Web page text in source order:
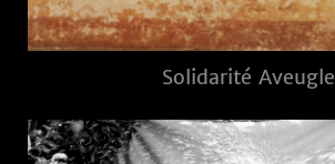
Solidarité Aveugle